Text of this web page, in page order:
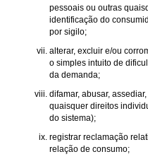
pessoais ou outras
identificação do
por sigilo;
alterar, excluir e/ou
o simples intuito de
da demanda;
difamar, abusar,
quaisquer direitos
do sistema);
registrar reclamação
relação de consumo;